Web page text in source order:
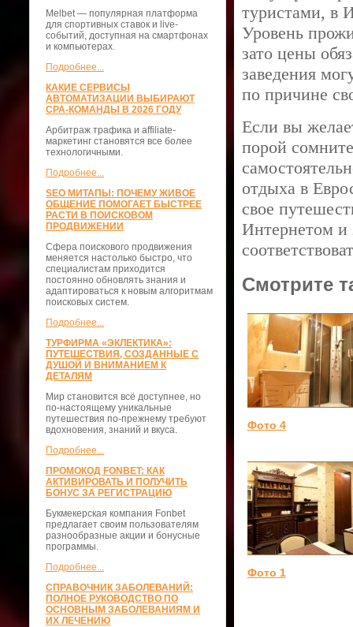
Melbet — популярная платформа
для спортивных ставок и live-
событий, доступная на смартфонах
и компьютерах.
Подробнее...
КАКИЕ СЕРВИСЫ
АВТОМАТИЗАЦИИ ВЫБИРАЮТ
CPA-КОМАНДЫ В 2026 ГОДУ
Арбитраж трафика и affiliate-
маркетинг становятся все более
технологичными.
Подробнее...
SEO МИТАПЫ: ПОЧЕМУ ЖИВОЕ
ОБЩЕНИЕ ПОМОГАЕТ БЫСТРЕЕ
РАСТИ В ПОИСКОВОМ
ПРОДВИЖЕНИИ
Сфера поискового продвижения
меняется настолько быстро, что
специалистам приходится
постоянно обновлять знания и
адаптироваться к новым алгоритмам
поисковых систем.
Подробнее...
ТУРФИРМА «ЭКЛЕКТИКА»:
ПУТЕШЕСТВИЯ, СОЗДАННЫЕ С
ДУШОЙ И ВНИМАНИЕМ К
ДЕТАЛЯМ
Мир становится всё доступнее, но
по-настоящему уникальные
путешествия по-прежнему требуют
вдохновения, знаний и вкуса.
Подробнее...
ПРОМОКОД FONBET: КАК
АКТИВИРОВАТЬ И ПОЛУЧИТЬ
БОНУС ЗА РЕГИСТРАЦИЮ
Букмекерская компания Fonbet
предлагает своим пользователям
разнообразные акции и бонусные
программы.
Подробнее...
СПРАВОЧНИК ЗАБОЛЕВАНИЙ:
ПОЛНОЕ РУКОВОДСТВО ПО
ОСНОВНЫМ ЗАБОЛЕВАНИЯМ И
ИХ ЛЕЧЕНИЮ
туристами, в
Уровень
зато цены
заведения
по причине
Если вы
порой
отдыха в
свое
Интернетом и
Смотрите
Фото 4
Фото 1